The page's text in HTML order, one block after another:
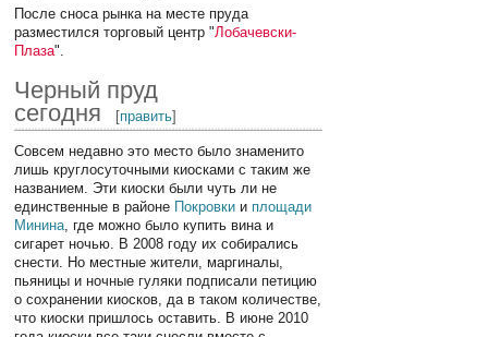
После сноса рынка на месте пруда
разместился торговый центр "Лобачевски-
Плаза".
Черный пруд
сегодня
[править]
Совсем недавно это место было знаменито
лишь круглосуточными киосками с таким же
названием. Эти киоски были чуть ли не
единственные в районе Покровки и площади
Минина, где можно было купить вина и
сигарет ночью. В 2008 году их собирались
снести. Но местные жители, маргиналы,
пьяницы и ночные гуляки подписали петицию
о сохранении киосков, да в таком количестве,
что киоски пришлось оставить. В июне 2010